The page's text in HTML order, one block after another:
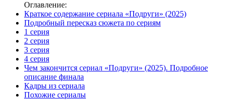
Оглавление:
Краткое содержание сериала «Подруги» (2025)
Подробный пересказ сюжета по сериям
1 серия
2 серия
3 серия
4 серия
Чем закончится сериал «Подруги» (2025). Подробное
описание финала
Кадры из сериала
Похожие сериалы